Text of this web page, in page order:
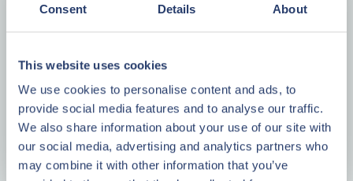
Consent Details About
This website uses cookies
We use cookies to personalise content and ads, to
provide social media features and to analyse our traffic.
We also share information about your use of our site with
our social media, advertising and analytics partners who
may combine it with other information that you’ve
Specificaties
Woonopp.
Kamers
2
Energielabel
C